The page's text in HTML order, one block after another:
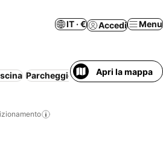
IT · € Accedi Menu
Parcheggio Resort Aparthotel
Apri la mappa